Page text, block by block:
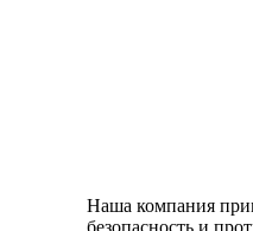
Наша компания
безопасность и